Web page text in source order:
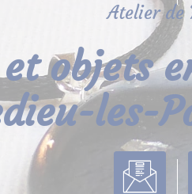
Atelier de
objets
les-